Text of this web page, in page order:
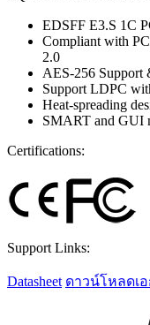
EDSFF E3.S 1C
Compliant with
2.0
AES-256
Support LDPC
Heat-spreading
SMART and GUI
Certifications:
Support Links:
Datasheet ดาวน์โหลดเ